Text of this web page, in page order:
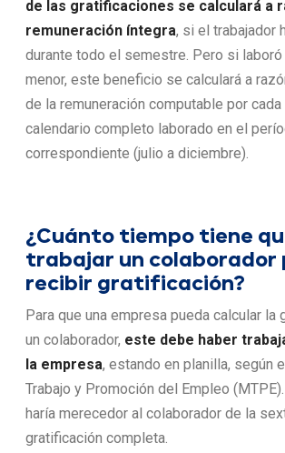
de las gratificaciones se calculará a
remuneración íntegra, si el trabajador
durante todo el semestre. Pero si
menor, este beneficio se calculará a
de la remuneración computable por cada
calendario completo laborado en el
correspondiente (julio a diciembre).
¿Cuánto tiempo tiene
trabajar un colaborador
recibir gratificación?
Para que una empresa pueda calcular la
un colaborador, este debe haber
la empresa, estando en planilla, según
Trabajo y Promoción del Empleo
haría merecedor al colaborador de la
gratificación completa.